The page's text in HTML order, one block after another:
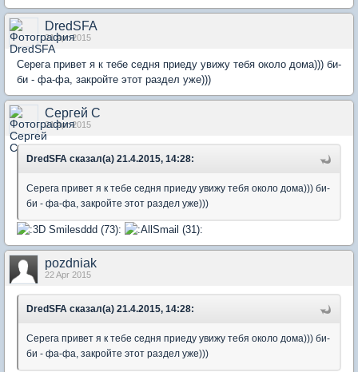
DredSFA
21 Apr 2015
Серега привет я к тебе седня приеду увижу тебя около дома))) би-
би - фа-фа, закройте этот раздел уже)))
Сергей С
21 Apr 2015
DredSFA сказал(а) 21.4.2015, 14:28:
Серега привет я к тебе седня приеду увижу тебя около дома))) би-
би - фа-фа, закройте этот раздел уже)))
pozdniak
22 Apr 2015
DredSFA сказал(а) 21.4.2015, 14:28:
Серега привет я к тебе седня приеду увижу тебя около дома))) би-
би - фа-фа, закройте этот раздел уже)))